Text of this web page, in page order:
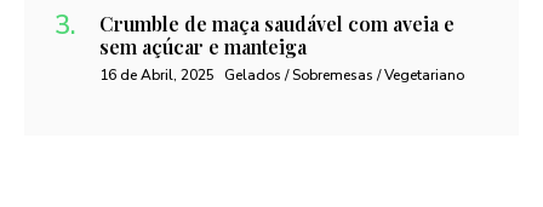
Crumble de maça saudável com aveia e
sem açúcar e manteiga
16 de Abril, 2025 Gelados / Sobremesas / Vegetariano